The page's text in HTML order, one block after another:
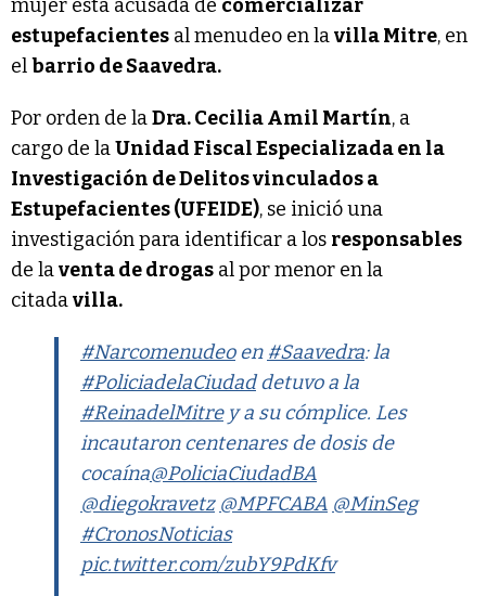
mujer está acusada de comercializar
estupefacientes al menudeo en lavilla Mitre, en
elbarrio de Saavedra.
Por orden de laDra. Cecilia Amil Martín, a
cargo de laUnidad Fiscal Especializada en la
Investigación de Delitos vinculados a
Estupefacientes (UFEIDE), se inició una
investigación para identificar a los responsables
de laventa de drogas al por menor en la
citadavilla.
#Narcomenudeoen #Saavedra: la
#PoliciadelaCiudaddetuvo a la
#ReinadelMitrey a su cómplice. Les
incautaron centenares de dosis de
cocaína@PoliciaCiudadBA
@diegokravetz @MPFCABA @MinSeg
#CronosNoticias
pic.twitter.com/zubY9PdKfv